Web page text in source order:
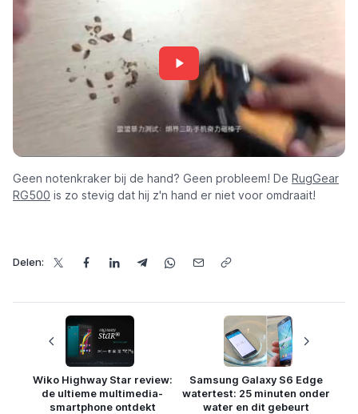
Geen notenkraker bij de hand? Geen probleem! De RugGear
RG500 is zo stevig dat hij z'n hand er niet voor omdraait!
Delen:
Wiko Highway Star review:
de ultieme multimedia-
smartphone ontdekt
Samsung Galaxy S6 Edge
watertest: 25 minuten onder
water en dit gebeurt